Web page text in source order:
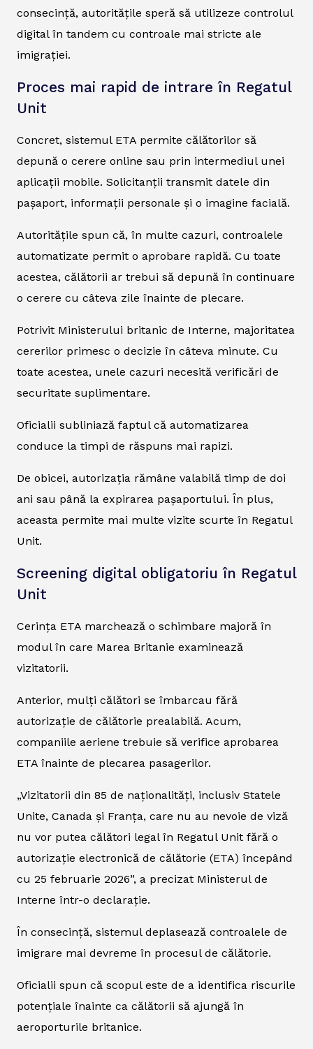
consecință, autoritățile speră să utilizeze controlul
digital în tandem cu controale mai stricte ale
imigrației.
Proces mai rapid de intrare în Regatul
Unit
Concret, sistemul ETA permite călătorilor să
depună o cerere online sau prin intermediul unei
aplicații mobile. Solicitanții transmit datele din
pașaport, informații personale și o imagine facială.
Autoritățile spun că, în multe cazuri, controalele
automatizate permit o aprobare rapidă. Cu toate
acestea, călătorii ar trebui să depună în continuare
o cerere cu câteva zile înainte de plecare.
Potrivit Ministerului britanic de Interne, majoritatea
cererilor primesc o decizie în câteva minute. Cu
toate acestea, unele cazuri necesită verificări de
securitate suplimentare.
Oficialii subliniază faptul că automatizarea
conduce la timpi de răspuns mai rapizi.
De obicei, autorizația rămâne valabilă timp de doi
ani sau până la expirarea pașaportului. În plus,
aceasta permite mai multe vizite scurte în Regatul
Unit.
Screening digital obligatoriu în Regatul
Unit
Cerința ETA marchează o schimbare majoră în
modul în care Marea Britanie examinează
vizitatorii.
Anterior, mulți călători se îmbarcau fără
autorizație de călătorie prealabilă. Acum,
companiile aeriene trebuie să verifice aprobarea
ETA înainte de plecarea pasagerilor.
„Vizitatorii din 85 de naționalități, inclusiv Statele
Unite, Canada și Franța, care nu au nevoie de viză
nu vor putea călători legal în Regatul Unit fără o
autorizație electronică de călătorie (ETA) începând
cu 25 februarie 2026”, a precizat Ministerul de
Interne într-o declarație.
În consecință, sistemul deplasează controalele de
imigrare mai devreme în procesul de călătorie.
Oficialii spun că scopul este de a identifica riscurile
potențiale înainte ca călătorii să ajungă în
aeroporturile britanice.